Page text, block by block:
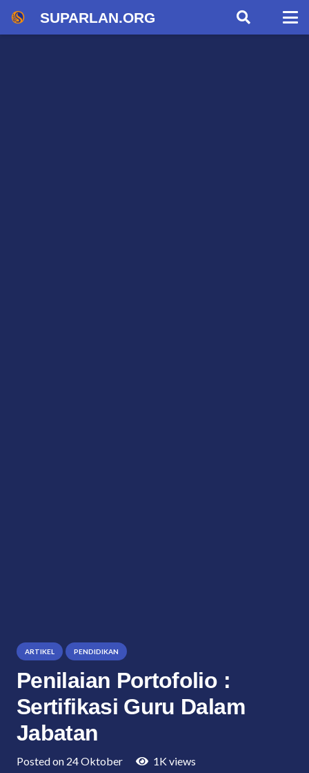
SUPARLAN.ORG
ARTIKEL PENDIDIKAN
Penilaian Portofolio :
Sertifikasi Guru Dalam
Jabatan
Posted on 24 Oktober 1Kviews